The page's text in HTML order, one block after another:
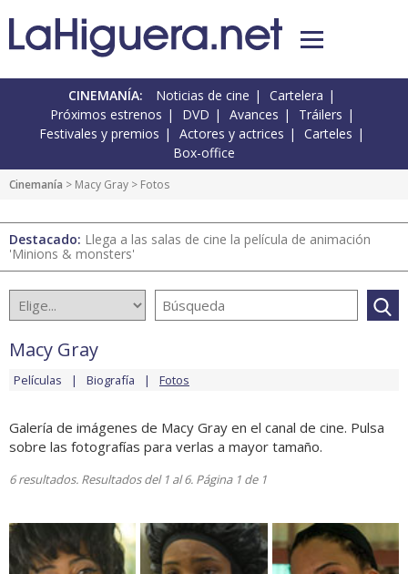
CINEMANÍA: Noticias de cine
Cartelera
Próximos estrenos
DVD Avances
Tráilers
Festivales y premios
Actores y actrices
Carteles
Box-office
Cinemanía > Macy Gray > Fotos
Destacado: Llega a las salas de cine la película de animación
'Minions & monsters'
Macy Gray
Películas Biografía Fotos
Galería de imágenes de Macy Gray en el canal de cine. Pulsa
sobre las fotografías para verlas a mayor tamaño.
6 resultados. Resultados del 1 al 6. Página 1 de 1